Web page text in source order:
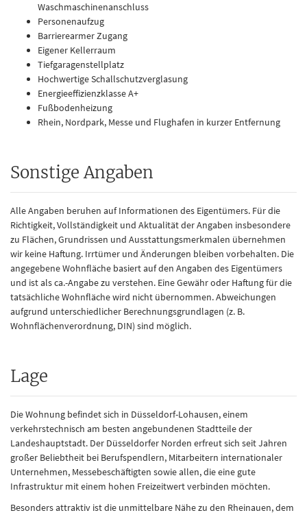
Waschmaschinenanschluss
Personenaufzug
Barrierearmer Zugang
Eigener Kellerraum
Tiefgaragenstellplatz
Hochwertige Schallschutzverglasung
Energieeffizienzklasse A+
Fußbodenheizung
Rhein, Nordpark, Messe und Flughafen in kurzer Entfernung
Sonstige Angaben
Alle Angaben beruhen auf Informationen des Eigentümers. Für die
Richtigkeit, Vollständigkeit und Aktualität der Angaben insbesondere
zu Flächen, Grundrissen und Ausstattungsmerkmalen übernehmen
wir keine Haftung. Irrtümer und Änderungen bleiben vorbehalten. Die
angegebene Wohnfläche basiert auf den Angaben des Eigentümers
und ist als ca.-Angabe zu verstehen. Eine Gewähr oder Haftung für die
tatsächliche Wohnfläche wird nicht übernommen. Abweichungen
aufgrund unterschiedlicher Berechnungsgrundlagen (z. B.
Wohnflächenverordnung, DIN) sind möglich.
Lage
Die Wohnung befindet sich in Düsseldorf-Lohausen, einem
verkehrstechnisch am besten angebundenen Stadtteile der
Landeshauptstadt. Der Düsseldorfer Norden erfreut sich seit Jahren
großer Beliebtheit bei Berufspendlern, Mitarbeitern internationaler
Unternehmen, Messebeschäftigten sowie allen, die eine gute
Infrastruktur mit einem hohen Freizeitwert verbinden möchten.
Besonders attraktiv ist die unmittelbare Nähe zu den Rheinauen, dem